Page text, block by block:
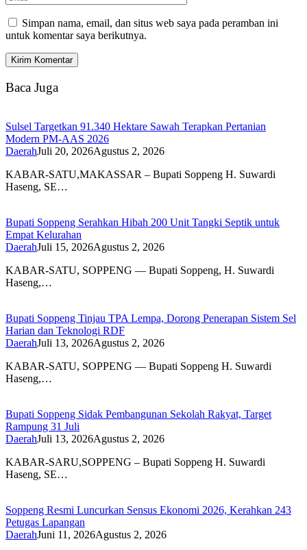
Simpan nama, email, dan situs web saya pada peramban ini
untuk komentar saya berikutnya.
Baca Juga
Sulsel Targetkan 91.340 Hektare Sawah Terapkan Pertanian
Modern PM-AAS 2026
DaerahJuli 20, 2026Agustus 2, 2026
KABAR-SATU,MAKASSAR – Bupati Soppeng H. Suwardi
Haseng, SE…
Bupati Soppeng Serahkan Hibah 200 Unit Tangki Septik untuk
Empat Kelurahan
DaerahJuli 15, 2026Agustus 2, 2026
KABAR-SATU, SOPPENG — Bupati Soppeng, H. Suwardi
Haseng,…
Bupati Soppeng Tinjau TPA Lempa, Dorong Penerapan Sistem Sel
Harian dan Teknologi RDF
DaerahJuli 13, 2026Agustus 2, 2026
KABAR-SATU, SOPPENG — Bupati Soppeng H. Suwardi
Haseng,…
Bupati Soppeng Sidak Pembangunan Sekolah Rakyat, Target
Rampung 31 Juli
DaerahJuli 13, 2026Agustus 2, 2026
KABAR-SARU,SOPPENG – Bupati Soppeng H. Suwardi
Haseng, SE…
Soppeng Resmi Luncurkan Sensus Ekonomi 2026, Kerahkan 243
Petugas Lapangan
DaerahJuni 11, 2026Agustus 2, 2026